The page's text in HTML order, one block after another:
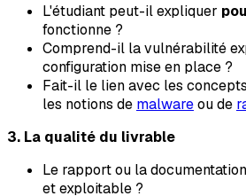
L'étudiant peut-il expliquer
fonctionne ?
Comprend-il la vulnérabilité
configuration mise en place ?
Fait-il le lien avec les
les notions de malwareou de
3. La qualité du livrable
Le rapport ou la
et exploitable ?